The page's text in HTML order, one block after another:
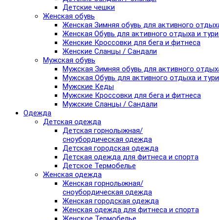
Детские чешки
Женская обувь
Женская Зимняя обувь для активного
Женская Обувь для активного отдыха и
Женские Кроссовки для бега и фитнеса
Женские Сланцы / Сандали
Мужская обувь
Мужская Зимняя обувь для активного
Мужская Обувь для активного отдыха и
Мужские Кеды
Мужские Кроссовки для бега и фитнеса
Мужские Сланцы / Сандали
Одежда
Детская одежда
Детская горнолыжная/
сноубордическая одежда
Детская городская одежда
Детская одежда для фитнеса и спорта
Детское Термобелье
Женская одежда
Женская горнолыжная/
сноубордическая одежда
Женская городская одежда
Женская одежда для фитнеса и спорта